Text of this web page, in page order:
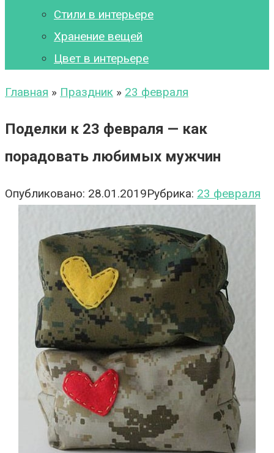
Стили в интерьере
Хранение вещей
Цвет в интерьере
Главная » Праздник » 23 февраля
Поделки к 23 февраля — как
порадовать любимых мужчин
Опубликовано: 28.01.2019Рубрика: 23 февраля